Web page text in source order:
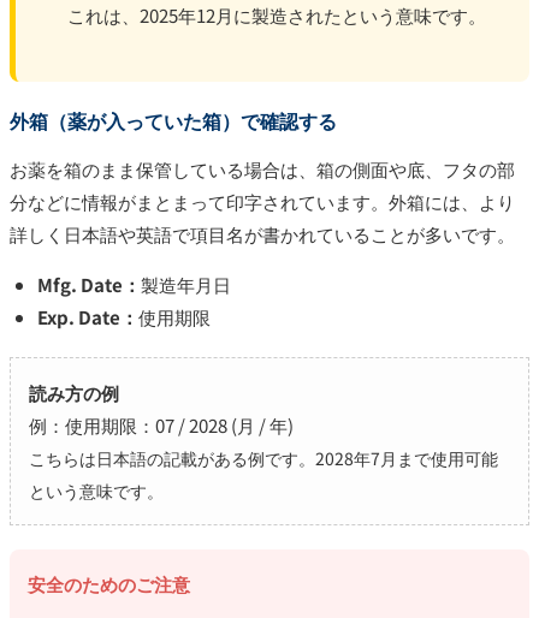
これは、2025年12月に製造されたという意味です。
外箱（薬が入っていた箱）で確認する
お薬を箱のまま保管している場合は、箱の側面や底、フタの部
分などに情報がまとまって印字されています。外箱には、より
詳しく日本語や英語で項目名が書かれていることが多いです。
Mfg. Date： 製造年月日
Exp. Date： 使用期限
読み方の例
例：使用期限：07 / 2028 (月 / 年)
こちらは日本語の記載がある例です。2028年7月まで使用可能
という意味です。
安全のためのご注意